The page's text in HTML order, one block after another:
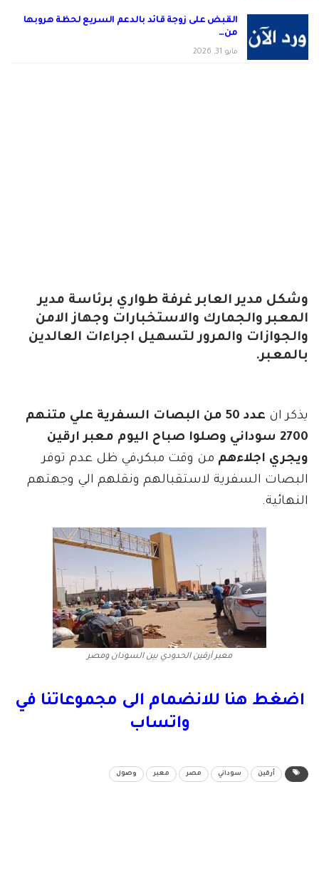
القبض على زوجة قائد بالدعم السريع لحظة هروبها
من…
مايو 31, 2026
وشكل مدير العابر غرفة طواري برئاسة مدير
المعبر والجمارك والاستخبارات وجهاز الامن
والجوازات والمرور لتسهيل اجراءات العالدين
بالمعبر.
يذكر ان
عدد 50 من البصات السفرية علي متنهم
2700 سوداني وصلوا صباح اليوم معبر ارقين
ويجري اجلاءهم من وقت مبكر،في ظل عدم توفر
البصات السفرية لاستقبالهم ونقلهم الي وجهتهم
النهائية.
معبر أرقين الحدودي بين السودان ومصر
اضغط هنا للانضمام الى مجموعاتنا في
واتساب
أرقين سوداني مصر معبر وصول